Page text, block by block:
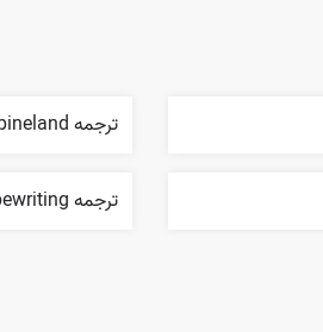
ترجمه pineland
ترجمه typewriting